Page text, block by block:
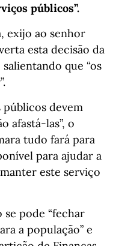
públicos”.
exijo ao senhor
esta decisão da
que “os
públicos devem
afastá-las”, o
tudo fará para
para ajudar a
este serviço
se pode “fechar
a população” e